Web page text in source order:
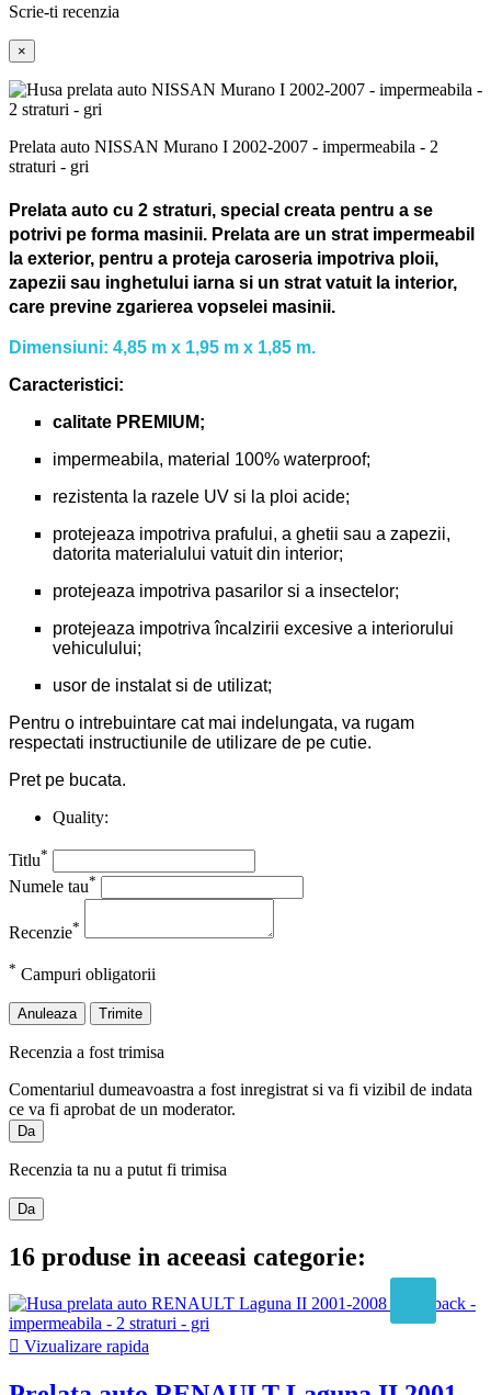
Scrie-ti recenzia
×
Prelata auto NISSAN Murano I 2002-2007 - impermeabila - 2
straturi - gri
Prelata auto cu 2 straturi, special creata pentru a se
potrivi pe forma masinii. Prelata are un strat impermeabil
la exterior, pentru a proteja caroseria impotriva ploii,
zapezii sau inghetului iarna si un strat vatuit la interior,
care previne zgarierea vopselei masinii.
Dimensiuni: 4,85 m x 1,95 m x 1,85 m.
Caracteristici:
calitate PREMIUM;
impermeabila, material 100% waterproof;
rezistenta la razele UV si la ploi acide;
protejeaza impotriva prafului, a ghetii sau a zapezii,
datorita materialului vatuit din interior;
protejeaza impotriva pasarilor si a insectelor;
protejeaza impotriva încalzirii excesive a interiorului
vehiculului;
usor de instalat si de utilizat;
Pentru o intrebuintare cat mai indelungata, va rugam
respectati instructiunile de utilizare de pe cutie.
Pret pe bucata.
Quality:
Titlu*
Numele tau*
Recenzie*
* Campuri obligatorii
Anuleaza Trimite
Recenzia a fost trimisa
Comentariul dumeavoastra a fost inregistrat si va fi vizibil de indata
ce va fi aprobat de un moderator.
Da
Recenzia ta nu a putut fi trimisa
Da
16 produse in aceeasi categorie:
 Vizualizare rapida